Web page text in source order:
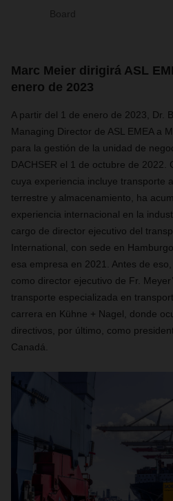
Board
Marc Meier dirigirá ASL
enero de 2023
A partir del 1 de enero de 2023, Dr.
Managing Director de ASL EMEA a
para la gestión de la unidad de
DACHSER el 1 de octubre de 2022.
cuya experiencia incluye transporte
terrestre y almacenamiento, ha
experiencia internacional en la
cargo de director ejecutivo del
International, con sede en
esa empresa en 2021. Antes de
como director ejecutivo de Fr.
transporte especializada en
carrera en Kühne + Nagel, donde
directivos, por último, como
Canadá.